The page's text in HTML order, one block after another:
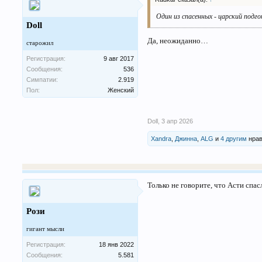
Doll
старожил
Регистрация:
9 авг 2017
Сообщения:
536
Симпатии:
2.919
Пол:
Женский
Один из спасенных - царский
Да, неожиданно…
Doll 3 апр 2026
Xandra Джинна ,ALG и4 другим
Рози
гигант мысли
Регистрация:
18 янв 2022
Сообщения:
5.581
Только не говорите, что Асти